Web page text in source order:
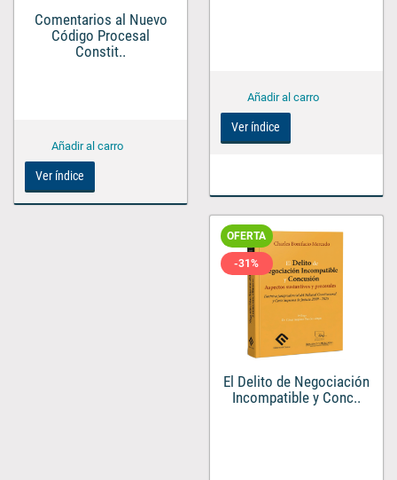
Comentarios al Nuevo
Código Procesal
Constit..
Ver índice
Ver índice
OFERTA
-31%
El Delito de Negociación
Incompatible y Conc..